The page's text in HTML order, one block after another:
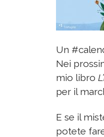
Un
Nei
mio libro
per il
E se il
potete